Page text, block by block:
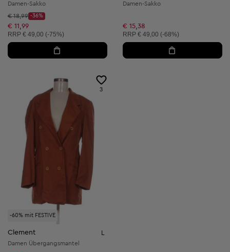
Damen-Sakko
Startpreis:
€ 18,99
Discount Price:
-36%
Reduzierter Preis:
€ 11,99
Unverbindliche Preisempfehlung:
RRP € 49,00 (-75%)
Damen-Sakko
€ 15,38
Unverbindliche Preisempfehlung:
RRP € 49,00 (-68%)
-60% mit FESTIVE
3
Clement L
Damen Übergangsmantel